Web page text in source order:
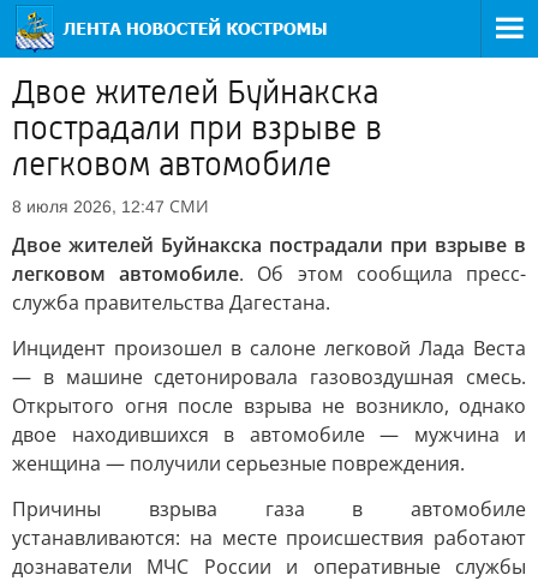
Двое жителей Буйнакска
пострадали при взрыве в
легковом автомобиле
8 июля 2026, 12:47 СМИ
Двое жителей Буйнакска пострадали при взрыве в
легковом автомобиле. Об этом сообщила пресс-
служба правительства Дагестана.
Инцидент произошел в салоне легковой Лада Веста
— в машине сдетонировала газовоздушная смесь.
Открытого огня после взрыва не возникло, однако
двое находившихся в автомобиле — мужчина и
женщина — получили серьезные повреждения.
Причины взрыва газа в автомобиле
устанавливаются: на месте происшествия работают
дознаватели МЧС России и оперативные службы